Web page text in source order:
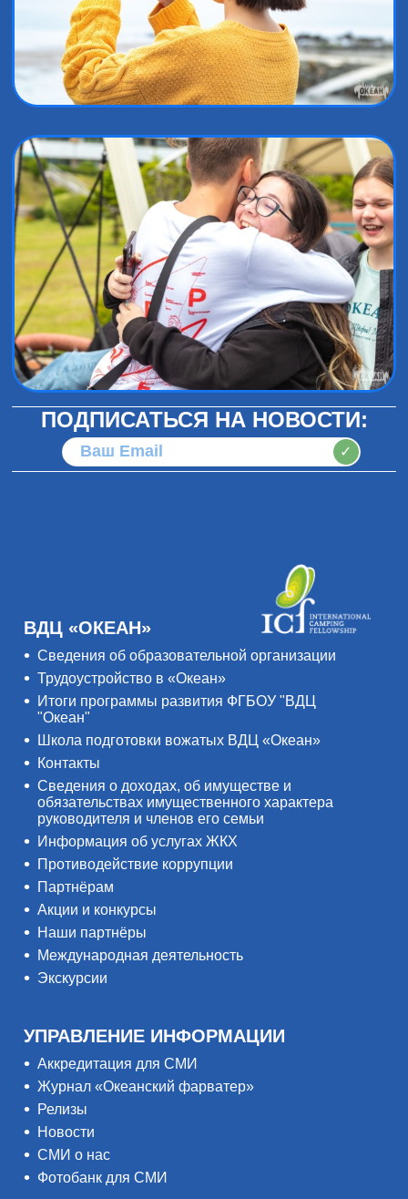
ПОДПИСАТЬСЯ НА НОВОСТИ:
✓
ВДЦ «ОКЕАН»
Сведения об образовательной организации
Трудоустройство в «Океан»
Итоги программы развития ФГБОУ "ВДЦ
"Океан"
Школа подготовки вожатых ВДЦ «Океан»
Контакты
Сведения о доходах, об имуществе и
обязательствах имущественного характера
руководителя и членов его семьи
Информация об услугах ЖКХ
Противодействие коррупции
Партнёрам
Акции и конкурсы
Наши партнёры
Международная деятельность
Экскурсии
УПРАВЛЕНИЕ ИНФОРМАЦИИ
Аккредитация для СМИ
Журнал «Океанский фарватер»
Релизы
Новости
СМИ о нас
Фотобанк для СМИ